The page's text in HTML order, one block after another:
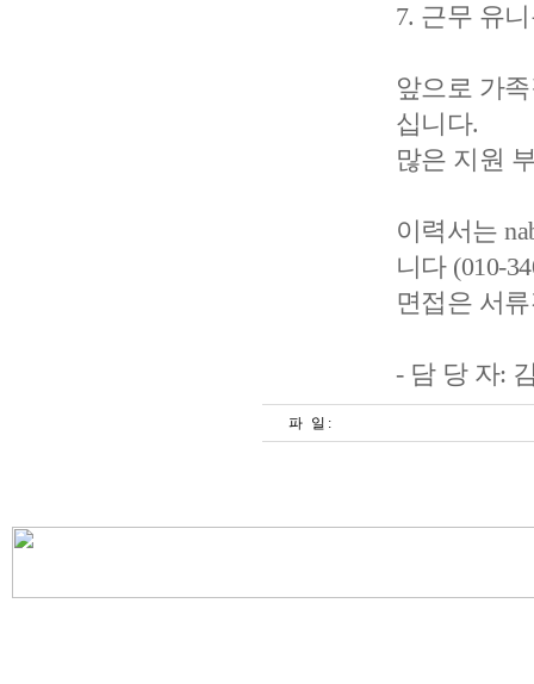
7. 근무 유
앞으로 가
십니다.
많은 지원
이력서는
니다 (010-
면접은 서
- 담 당 자:
파 일 :